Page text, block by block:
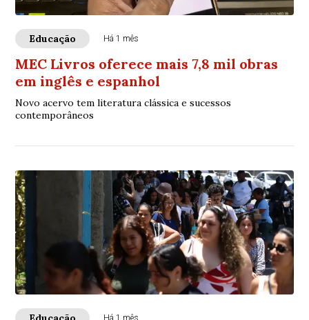
Educação Há 1 mês
MEC Livros oferece mais 7,8 mil obras
em inglês e espanhol
Novo acervo tem literatura clássica e sucessos
contemporâneos
Há 1 mês